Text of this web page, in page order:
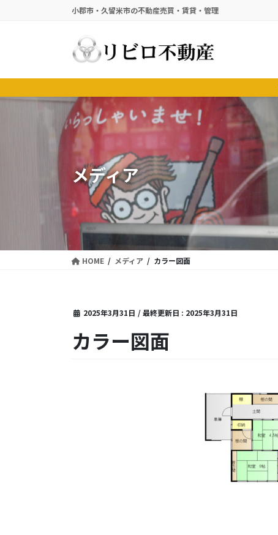
に
移
ョ
ン
小郡市・久留米市の不動産売買・賃貸・管理
メディア
HOME メディア カラー図面
2025年3月31日 / 最終更新日 : 2025年3月31日
カラー図面